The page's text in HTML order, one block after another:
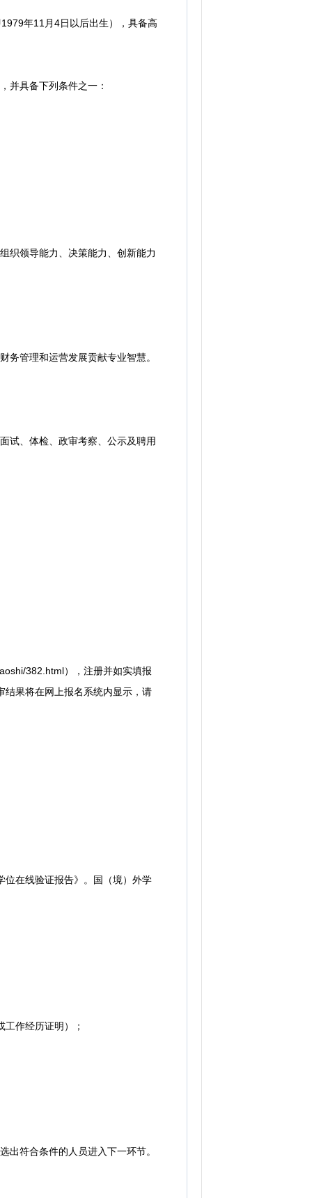
年11月4日以后出生），具备高
具备下列条件之一：
领导能力、决策能力、创新能力
管理和运营发展贡献专业智慧。
、体检、政审考察、公示及聘用
382.html），注册并如实填报
结果将在网上报名系统内显示，请
在线验证报告》。国（境）外学
作经历证明）；
符合条件的人员进入下一环节。